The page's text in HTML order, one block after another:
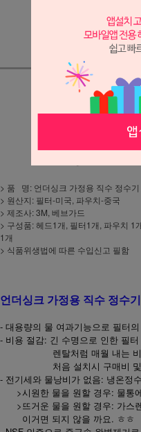
> 품 명: 언더싱크 가정용 직수 정수기
> 원산지: 필터-미국, 파우치-중국
> 제조사: 3M, 베브가드
> 구성품: 헤드1개, 필터1개, 파우치 1
1개
> 식품위생법에 따른 수입신고 필함
언더싱크 가정용 직수 정수
- 대용량의 물 여과기능으로 필터
- 비용 절감: 긴 수명으로 인한 필
렌탈처럼 매월 내는 비
처음 설치시 구매비 및 설
- 전기세와 물낭비가 없음: 냉온정
>시원한 물을 원할 경우: 물통
>뜨거운 물을 원할 경우: 가스
이거면 되지 않을 까요. ㅎㅎ